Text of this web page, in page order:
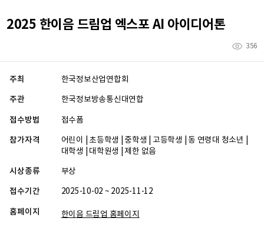
2025 한이음 드림업 엑스포 AI 아이디어톤
356
주최 한국정보산업연합회
주관 한국정보방송통신대연합
접수방법 접수폼
참가자격
어린이 | 초등학생 | 중학생 | 고등학생 | 동 연령대 청소년 |
대학생 | 대학원생 | 제한 없음
시상종류 부상
접수기간 2025-10-02 ~ 2025-11-12
홈페이지 한이음 드림업 홈페이지